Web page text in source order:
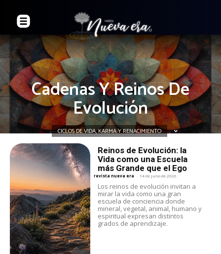
Cadenas Y Reinos De
Evolución
CICLOS DE VIDA, KARMA Y RENACIMIENTO
Reinos de Evolución: la
Vida como una Escuela
más Grande que el Ego
revista nueva era - 14 de julio de 2026
Los reinos de evolución invitan a
mirar la vida como una gran
escuela de conciencia donde
mineral, vegetal, animal, humano y
espiritual expresan distintos
grados de aprendizaje.